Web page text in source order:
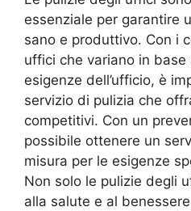
essenziale per garantire
sano e produttivo. Con i
uffici che variano in
esigenze dell’ufficio, è
servizio di pulizia che
competitivi. Con un
possibile ottenere un
misura per le esigenze
Non solo le pulizie degli
alla salute e al